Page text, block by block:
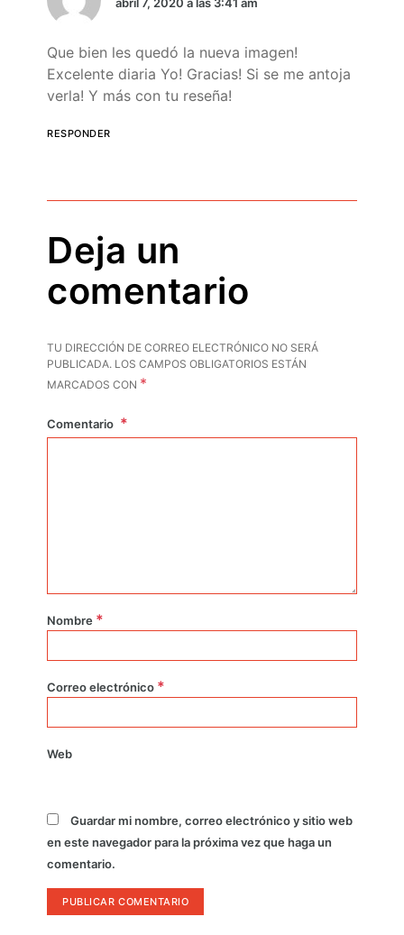
Que bien les quedó la nueva imagen!
Excelente diaria Yo! Gracias! Si se me antoja
verla! Y más con tu reseña!
RESPONDER
Deja un
comentario
TU DIRECCIÓN DE CORREO ELECTRÓNICO NO SERÁ
PUBLICADA. LOS CAMPOS OBLIGATORIOS ESTÁN
MARCADOS CON *
Comentario
Nombre *
Correo electrónico *
Web
Guardar mi nombre, correo electrónico y sitio web
en este navegador para la próxima vez que haga un
comentario.